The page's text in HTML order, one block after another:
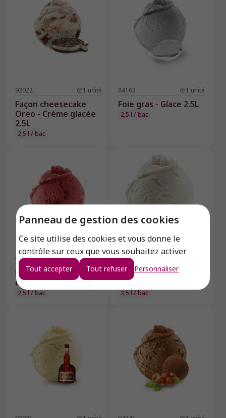
Panneau de gestion des cookies
Ce site utilise des cookies et vous donne le
contrôle sur ceux que vous souhaitez activer
Tout accepter Tout refuser Personnaliser
92022 1 unité
Façon cheesecake
Oreo - Crème glacée
2.5L
2,5 l / bac
84163 1 unité
Foie gras - Glace 2.5L
2,5 l / bac
92091 1unité
Fraise avec morceaux
de fraises - Glace 2.5L
2,5 l / bac
92753
Fève de Tonka -
Crème glacée 2.5L
2,5 l / bac